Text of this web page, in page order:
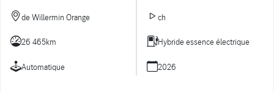
de Willermin Orange ch
26 465km Hybride essence électrique
Automatique 2026